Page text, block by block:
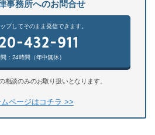
事務所へのお問合せ
プしてそのまま発信できます。
：24時間（年中無休）
相談のみのお取り扱いとなります。
ページはコチラ >>